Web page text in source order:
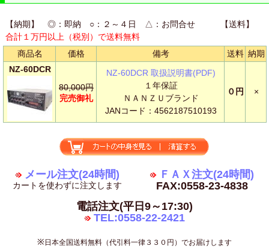
【納期】 ◎：即納 ○：２～４日 △：お問合せ 【送料】
合計１万円以上（税別）で送料無料
商品名
価格 備考 送料 納期
NZ-60DCR
80,000円
完売御礼
NZ-60DCR 取扱説明書(PDF)
１年保証
ＮＡＮＺＵブランド
JANコード：4562187510193
０円 ×
メール注文(24時間)
カートを使わずに注文します
ＦＡＸ注文(24時間)
FAX:0558-23-4838
電話注文(平日9～17:30)
TEL:0558-22-2421
※ 日本全国送料無料（代引料一律３３０円）でお届けします